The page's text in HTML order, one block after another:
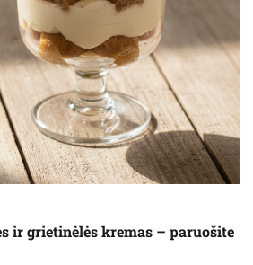
ir grietinėlės kremas – paruošite